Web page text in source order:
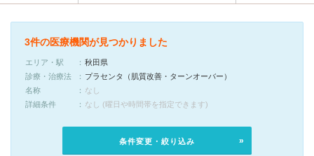
3件の医療機関が見つかりました
エリア・駅
秋田県
診療・治療法
プラセンタ（肌質改善・ターンオーバー）
名称
なし
詳細条件
なし (曜日や時間帯を指定できます)
条件変更・絞り込み